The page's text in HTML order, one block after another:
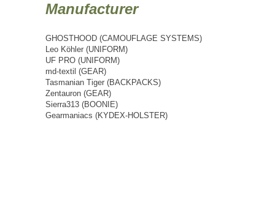
Manufacturer
GHOSTHOOD (CAMOUFLAGE SYSTEMS)
Leo Köhler (UNIFORM)
UF PRO (UNIFORM)
md-textil (GEAR)
Tasmanian Tiger (BACKPACKS)
Zentauron (GEAR)
Sierra313 (BOONIE)
Gearmaniacs (KYDEX-HOLSTER)